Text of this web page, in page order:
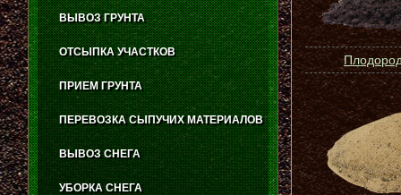
ВЫВОЗ ГРУНТА
ОТСЫПКА УЧАСТКОВ
ПРИЕМ ГРУНТА
ПЕРЕВОЗКА СЫПУЧИХ МАТЕРИАЛОВ
ВЫВОЗ СНЕГА
УБОРКА СНЕГА